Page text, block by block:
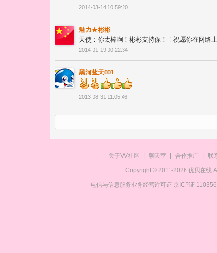
2014-03-14 10:59:20
魅力★彬彬
天使：你太棒啊！彬彬支持你！！祝愿你在网络
2014-01-19 00:22:34
黑河蓝天001
2013-08-31 11:05:46
关于VV社区 聊天室 合作推广 联
Copyright © 2011-2026 优贝在线
电信与信息服务业务经营许可证 京ICP证